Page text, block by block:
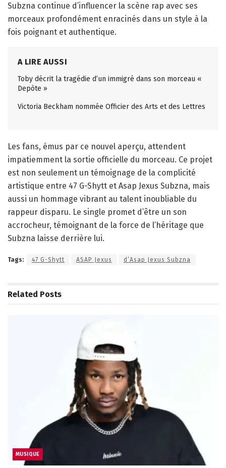
Subzna continue d’influencer la scène rap avec ses
morceaux profondément enracinés dans un style à la
fois poignant et authentique.
A LIRE AUSSI
Toby décrit la tragédie d’un immigré dans son morceau «
Depòte »
Victoria Beckham nommée Officier des Arts et des Lettres
Les fans, émus par ce nouvel aperçu, attendent
impatiemment la sortie officielle du morceau. Ce projet
est non seulement un témoignage de la complicité
artistique entre 47 G-Shytt et Asap Jexus Subzna, mais
aussi un hommage vibrant au talent inoubliable du
rappeur disparu. Le single promet d’être un son
accrocheur, témoignant de la force de l’héritage que
Subzna laisse derrière lui.
Tags: 47 G-Shytt ASAP Jexus d’Asap Jexus Subzna
Related Posts
MUSIQUE